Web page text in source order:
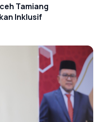
Tamiang
Inklusif